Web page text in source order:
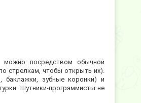
посредством обычной
стрелкам, чтобы открыть их).
баклажки, зубные коронки) и
Шутники-программисты не